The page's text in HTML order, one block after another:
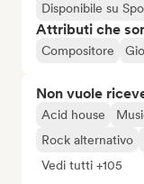
Disponibile su
Attributi che
Compositore
Non vuole
Acid house
Rock alternativo
Vedi tutti +105